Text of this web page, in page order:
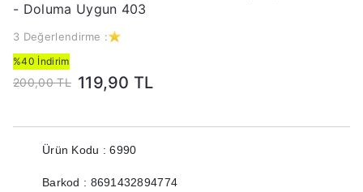
- Doluma Uygun 403
3 Değerlendirme :
%40 İndirim
200,00 TL 119,90 TL
Ürün Kodu : 6990
Barkod : 8691432894774